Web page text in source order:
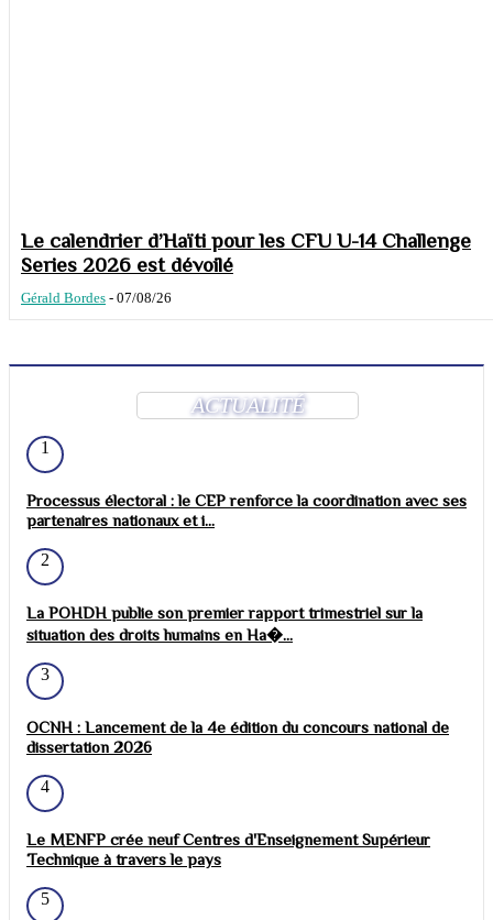
Le calendrier d’Haïti pour les CFU U-14 Challenge
Series 2026 est dévoilé
Gérald Bordes - 07/08/26
ACTUALITÉ
1
Processus électoral : le CEP renforce la coordination avec ses
partenaires nationaux et i...
2
La POHDH publie son premier rapport trimestriel sur la
situation des droits humains en Ha�...
3
OCNH : Lancement de la 4e édition du concours national de
dissertation 2026
4
Le MENFP crée neuf Centres d'Enseignement Supérieur
Technique à travers le pays
5